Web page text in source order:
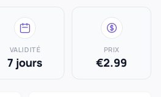
VALIDITÉ
7 jours
PRIX
€2.99